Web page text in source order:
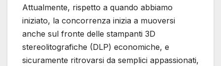
Attualmente, rispetto a quando abbiamo
iniziato, la concorrenza inizia a muoversi
anche sul fronte delle stampanti 3D
stereolitografiche (DLP) economiche, e
sicuramente ritrovarsi da semplici appassionati,